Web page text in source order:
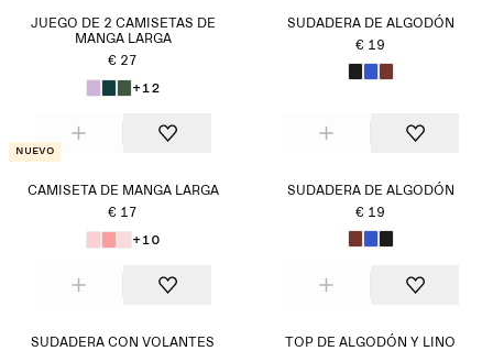
JUEGO DE 2 CAMISETAS DE
MANGA LARGA
€ 27
+12
SUDADERA DE ALGODÓN
€ 19
Nuevo
CAMISETA DE MANGA LARGA
€ 17
+10
SUDADERA DE ALGODÓN
€ 19
SUDADERA CON VOLANTES
TOP DE ALGODÓN Y LINO